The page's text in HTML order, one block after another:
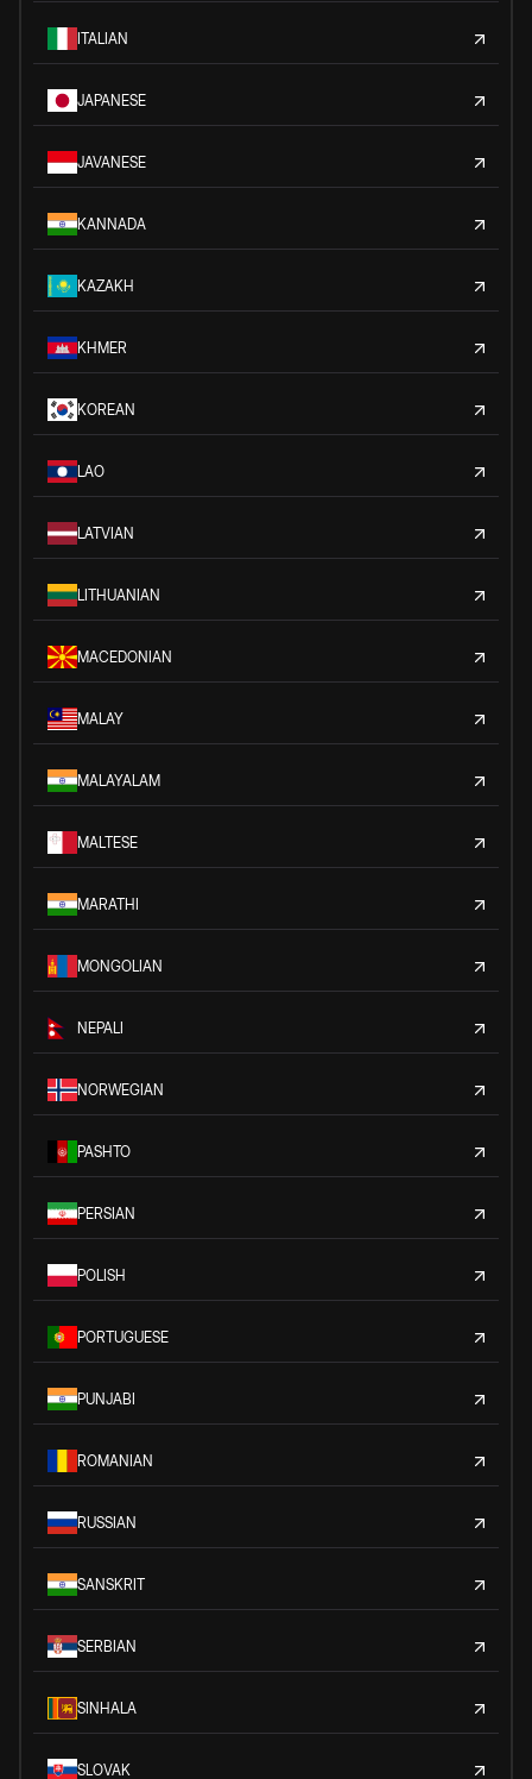
ITALIAN
JAPANESE
JAVANESE
KANNADA
KAZAKH
KHMER
KOREAN
LAO
LATVIAN
LITHUANIAN
MACEDONIAN
MALAY
MALAYALAM
MALTESE
MARATHI
MONGOLIAN
NEPALI
NORWEGIAN
PASHTO
PERSIAN
POLISH
PORTUGUESE
PUNJABI
ROMANIAN
RUSSIAN
SANSKRIT
SERBIAN
SINHALA
SLOVAK